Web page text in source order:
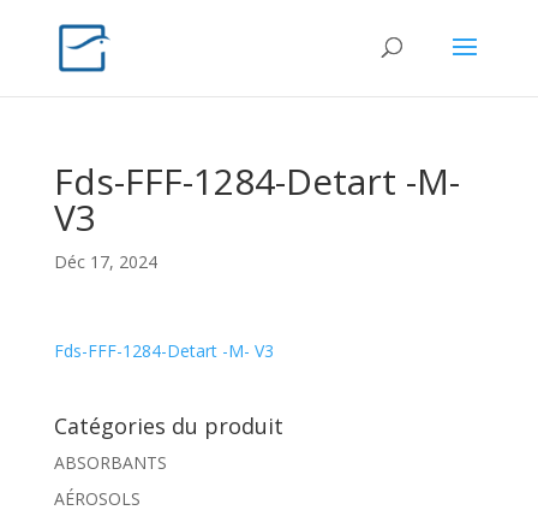
Fds-FFF-1284-Detart -M-
V3
Déc 17, 2024
Fds-FFF-1284-Detart -M- V3
Catégories du produit
ABSORBANTS
AÉROSOLS